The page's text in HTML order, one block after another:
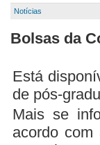
Notícias
Bolsas da
Está
de pós-
Mais se
acordo com